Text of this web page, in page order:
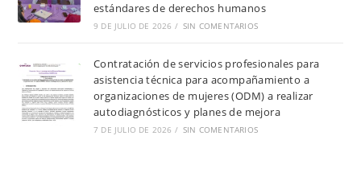
estándares de derechos humanos
9 DE JULIO DE 2026 / SIN COMENTARIOS
Contratación de servicios profesionales para
asistencia técnica para acompañamiento a
organizaciones de mujeres (ODM) a realizar
autodiagnósticos y planes de mejora
7 DE JULIO DE 2026 / SIN COMENTARIOS